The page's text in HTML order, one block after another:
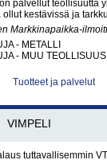
palvellut teollisuutta
kestävissä ja
Markkinapaikka-
- METALLI
- MUU TEOLLISUUS
Tuotteet ja palvelut
VIMPELI
tuttavallisemmin